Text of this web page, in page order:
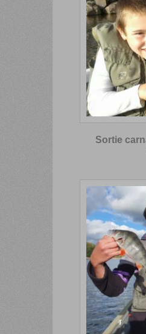
Sortie